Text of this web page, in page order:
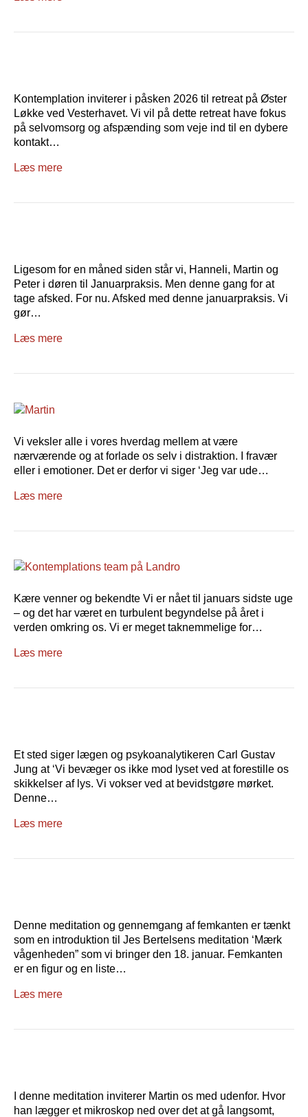
Kontemplation inviterer i påsken 2026 til retreat på Øster
Løkke ved Vesterhavet. Vi vil på dette retreat have fokus
på selvomsorg og afspænding som veje ind til en dybere
kontakt…
Læs mere
Ligesom for en måned siden står vi, Hanneli, Martin og
Peter i døren til Januarpraksis. Men denne gang for at
tage afsked. For nu. Afsked med denne januarpraksis. Vi
gør…
Læs mere
Vi veksler alle i vores hverdag mellem at være
nærværende og at forlade os selv i distraktion. I fravær
eller i emotioner. Det er derfor vi siger ‘Jeg var ude…
Læs mere
Kære venner og bekendte Vi er nået til januars sidste uge
– og det har været en turbulent begyndelse på året i
verden omkring os. Vi er meget taknemmelige for…
Læs mere
Et sted siger lægen og psykoanalytikeren Carl Gustav
Jung at ‘Vi bevæger os ikke mod lyset ved at forestille os
skikkelser af lys. Vi vokser ved at bevidstgøre mørket.
Denne…
Læs mere
Denne meditation og gennemgang af femkanten er tænkt
som en introduktion til Jes Bertelsens meditation ‘Mærk
vågenheden” som vi bringer den 18. januar. Femkanten
er en figur og en liste…
Læs mere
I denne meditation inviterer Martin os med udenfor. Hvor
han lægger et mikroskop ned over det at gå langsomt,